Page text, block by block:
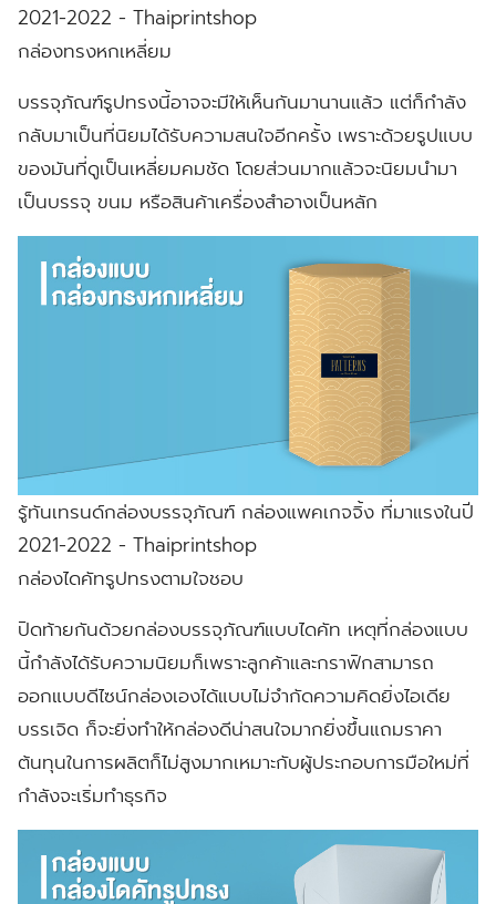
2021-2022 - Thaiprintshop
กล่องทรงหกเหลี่ยม
บรรจุภัณฑ์รูปทรงนี้อาจจะมีให้เห็นกันมานานแล้ว แต่ก็กำลัง
กลับมาเป็นที่นิยมได้รับความสนใจอีกครั้ง เพราะด้วยรูปแบบ
ของมันที่ดูเป็นเหลี่ยมคมชัด โดยส่วนมากแล้วจะนิยมนำมา
เป็นบรรจุ ขนม หรือสินค้าเครื่องสำอางเป็นหลัก
รู้ทันเทรนด์กล่องบรรจุภัณฑ์ กล่องแพคเกจจิ้ง ที่มาแรงในปี
2021-2022 - Thaiprintshop
กล่องไดคัทรูปทรงตามใจชอบ
ปิดท้ายกันด้วยกล่องบรรจุภัณฑ์แบบไดคัท เหตุที่กล่องแบบ
นี้กำลังได้รับความนิยมก็เพราะลูกค้าและกราฟิกสามารถ
ออกแบบดีไซน์กล่องเองได้แบบไม่จำกัดความคิดยิ่งไอเดีย
บรรเจิด ก็จะยิ่งทำให้กล่องดีน่าสนใจมากยิ่งขึ้นแถมราคา
ต้นทุนในการผลิตก็ไม่สูงมากเหมาะกับผู้ประกอบการมือใหม่ที่
กำลังจะเริ่มทำธุรกิจ